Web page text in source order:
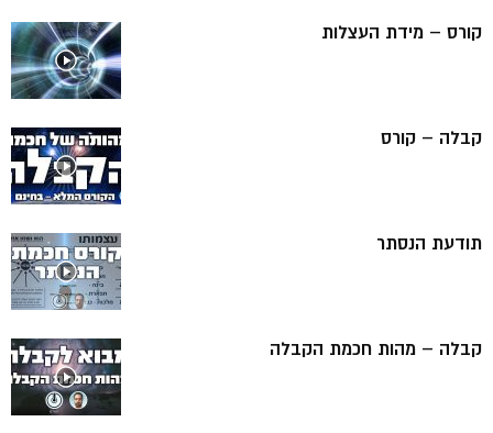
קורס – מידת העצלות
קבלה – קורס
תודעת הנסתר
קבלה – מהות חכמת הקבלה